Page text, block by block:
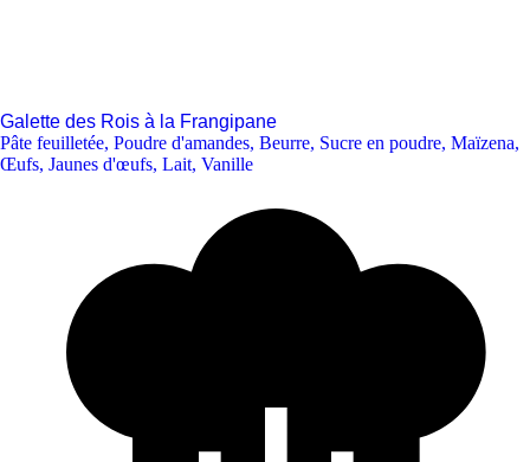
Galette des Rois à la Frangipane
Pâte feuilletée, Poudre d'amandes, Beurre, Sucre en poudre, Maïzena,
Œufs, Jaunes d'œufs, Lait, Vanille